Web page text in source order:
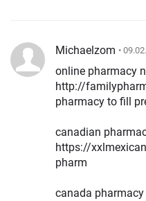
Michaelzom •
online pharmacy
http://
pharmacy to fill
canadian
https://
pharm
canada